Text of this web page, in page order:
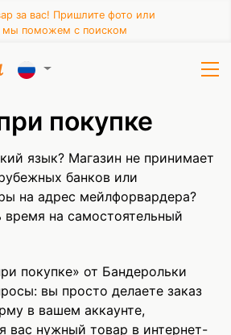
за вас! Пришлите фото или
мы поможем с поиском
покупке
язык? Магазин не принимает
банков или
на адрес мейлфорвардера?
время на самостоятельный
покупке» от Бандерольки
вы просто делаете заказ
в вашем аккаунте,
вас нужный товар в интернет-